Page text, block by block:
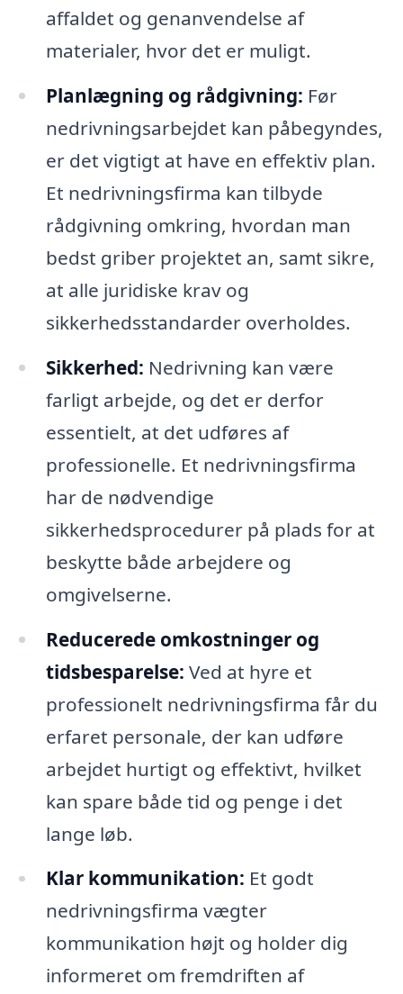
affaldet og genanvendelse af
materialer, hvor det er muligt.
Planlægning og rådgivning: Før
nedrivningsarbejdet kan påbegyndes,
er det vigtigt at have en effektiv plan.
Et nedrivningsfirma kan tilbyde
rådgivning omkring, hvordan man
bedst griber projektet an, samt sikre,
at alle juridiske krav og
sikkerhedsstandarder overholdes.
Sikkerhed: Nedrivning kan være
farligt arbejde, og det er derfor
essentielt, at det udføres af
professionelle. Et nedrivningsfirma
har de nødvendige
sikkerhedsprocedurer på plads for at
beskytte både arbejdere og
omgivelserne.
Reducerede omkostninger og
tidsbesparelse: Ved at hyre et
professionelt nedrivningsfirma får du
erfaret personale, der kan udføre
arbejdet hurtigt og effektivt, hvilket
kan spare både tid og penge i det
lange løb.
Klar kommunikation: Et godt
nedrivningsfirma vægter
kommunikation højt og holder dig
informeret om fremdriften af